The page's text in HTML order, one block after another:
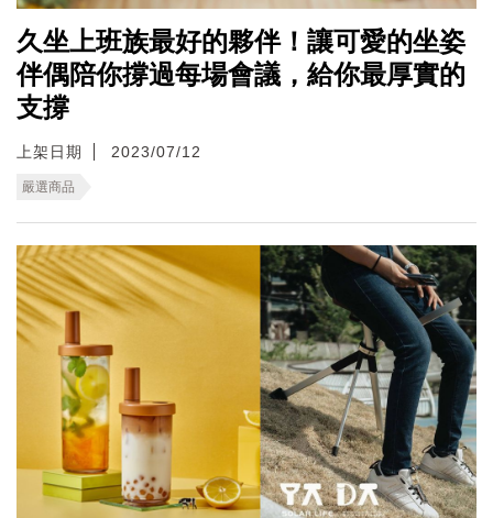
久坐上班族最好的夥伴！讓可愛的坐姿
伴偶陪你撐過每場會議，給你最厚實的
支撐
上架日期 2023/07/12
嚴選商品